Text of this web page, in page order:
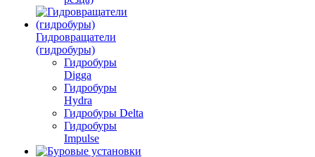
Гидровращатели
(гидробуры)
Гидробуры
Digga
Гидробуры
Hydra
Гидробуры Delta
Гидробуры
Impulse